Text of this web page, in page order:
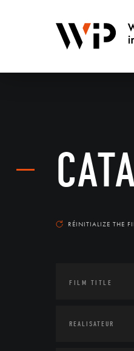
RÉINITIALIZE THE